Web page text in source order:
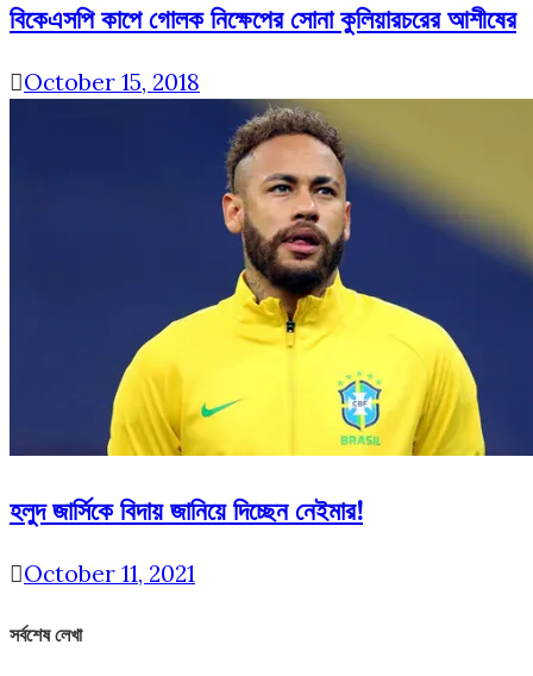
বিকেএসপি কাপে গোলক নিক্ষেপের সোনা কুলিয়ারচরের আশীষের
October 15, 2018
হলুদ জার্সিকে বিদায় জানিয়ে দিচ্ছেন নেইমার!
October 11, 2021
সর্বশেষ লেখা